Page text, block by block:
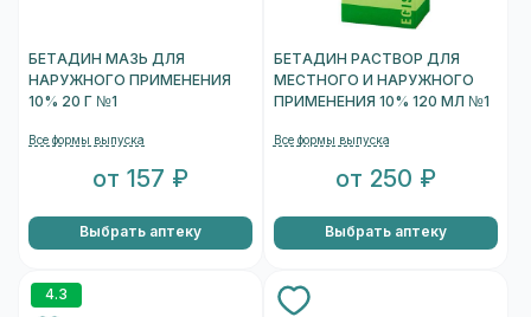
БЕТАДИН МАЗЬ ДЛЯ
НАРУЖНОГО ПРИМЕНЕНИЯ
10% 20 Г №1
Все формы выпуска
от 157 ₽
Выбрать аптеку
БЕТАДИН РАСТВОР ДЛЯ
МЕСТНОГО И НАРУЖНОГО
ПРИМЕНЕНИЯ 10% 120 МЛ №1
Все формы выпуска
от 250 ₽
Выбрать аптеку
4.3